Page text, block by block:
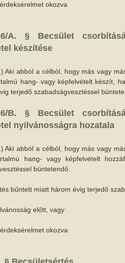
okozva
A. § Becsület
készítése
Aki abból a célból, hogy más vagy
hang- vagy képfelvételt készít,
terjedő szabadságvesztéssel
B. § Becsület
nyilvánosságra hozatala
Aki abból a célból, hogy más vagy
hang- vagy képfelvételt
büntetendő.
bűntett miatt három évig terjedő
előtt, vagy
okozva